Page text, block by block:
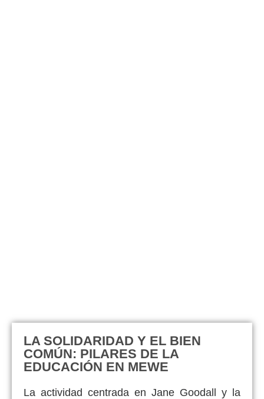
LA SOLIDARIDAD Y EL BIEN
COMÚN: PILARES DE LA
EDUCACIÓN EN MEWE
La actividad centrada en Jane Goodall y la